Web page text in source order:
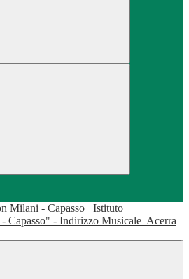
Istituto
Capasso" - Indirizzo Musicale Acerra